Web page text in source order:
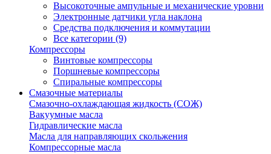
Высокоточные ампульные и механические уровни
Электронные датчики угла наклона
Средства подключения и коммутации
Все категории (9)
Компрессоры
Винтовые компрессоры
Поршневые компрессоры
Спиральные компрессоры
Смазочные материалы
Смазочно-охлаждающая жидкость (СОЖ)
Вакуумные масла
Гидравлические масла
Масла для направляющих скольжения
Компрессорные масла